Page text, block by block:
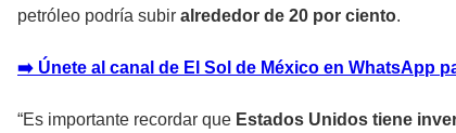
petróleo podría subir alrededor de 20 por ciento.
➡️ Únete al canal de El Sol de México en WhatsApp
“Es importante recordar que Estados Unidos tiene